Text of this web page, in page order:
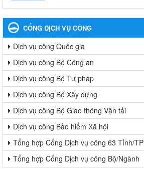
CỔNG DỊCH VỤ CÔNG
Dịch vụ công Quốc gia
Dịch vụ công Bộ Công an
Dịch vụ công Bộ Tư pháp
Dịch vụ công Bộ Xây dựng
Dịch vụ công Bộ Giao thông Vận tải
Dịch vụ công Bảo hiểm Xã hội
Tổng hợp Cổng Dịch vụ công 63 Tỉnh/TP
Tổng hợp Cổng Dịch vụ công Bộ/Ngành